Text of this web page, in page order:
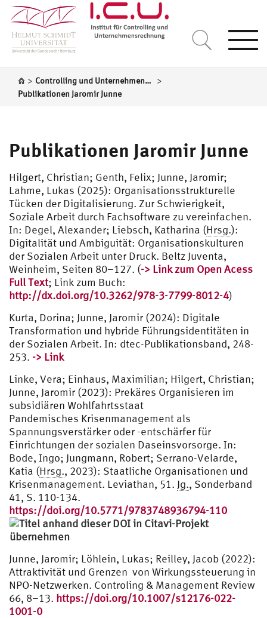
> Controlling und Unternehmensrechnung >
Publikationen Jaromir Junne
Publikationen Jaromir Junne
Hilgert, Christian; Genth, Felix; Junne, Jaromir;
Lahme, Lukas (2025): Organisationsstrukturelle
Tücken der Digitalisierung. Zur Schwierigkeit,
Soziale Arbeit durch Fachsoftware zu vereinfachen.
In: Degel, Alexander; Liebsch, Katharina (Hrsg.):
Digitalität und Ambiguität: Organisationskulturen
der Sozialen Arbeit unter Druck. Beltz Juventa,
Weinheim, Seiten 80–127. (-> Link zum Open Acess
Full Text; Link zum Buch:
http://dx.doi.org/10.3262/978-3-7799-8012-4)
Kurta, Dorina; Junne, Jaromir (2024): Digitale
Transformation und hybride Führungsidentitäten in
der Sozialen Arbeit. In: dtec-Publikationsband, 248-
253. -> Link
Linke, Vera; Einhaus, Maximilian; Hilgert, Christian;
Junne, Jaromir (2023): Prekäres Organisieren im
subsidiären Wohlfahrtsstaat
Pandemisches Krisenmanagement als
Spannungsverstärker oder -entschärfer für
Einrichtungen der sozialen Daseinsvorsorge. In:
Bode, Ingo; Jungmann, Robert; Serrano-Velarde,
Katia (Hrsg., 2023): Staatliche Organisationen und
Krisenmanagement. Leviathan, 51. Jg., Sonderband
41, S. 110-134.
https://doi.org/10.5771/9783748936794-110
Junne, Jaromir; Löhlein, Lukas; Reilley, Jacob (2022):
Attraktivität und Grenzen von Wirkungssteuerung in
NPO-Netzwerken. Controling & Management Review
66, 8–13. https://doi.org/10.1007/s12176-022-
1001-0